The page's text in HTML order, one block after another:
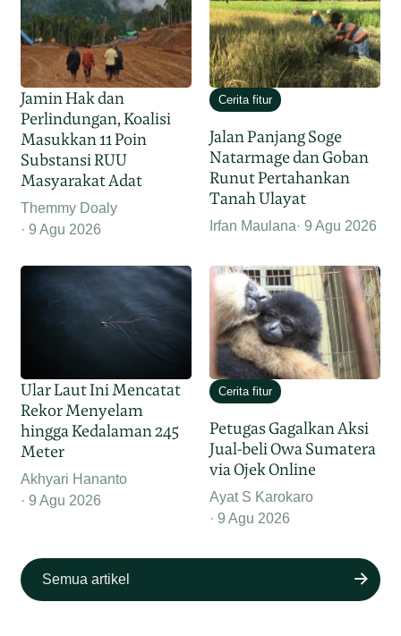
Jamin Hak dan
Perlindungan, Koalisi
Masukkan 11 Poin
Substansi RUU
Masyarakat Adat
Themmy Doaly
9 Agu 2026
Cerita fitur
Jalan Panjang Soge
Natarmage dan Goban
Runut Pertahankan
Tanah Ulayat
Irfan Maulana 9 Agu 2026
Ular Laut Ini Mencatat
Rekor Menyelam
hingga Kedalaman 245
Meter
Akhyari Hananto
9 Agu 2026
Cerita fitur
Petugas Gagalkan Aksi
Jual-beli Owa Sumatera
via Ojek Online
Ayat S Karokaro
9 Agu 2026
Semua artikel